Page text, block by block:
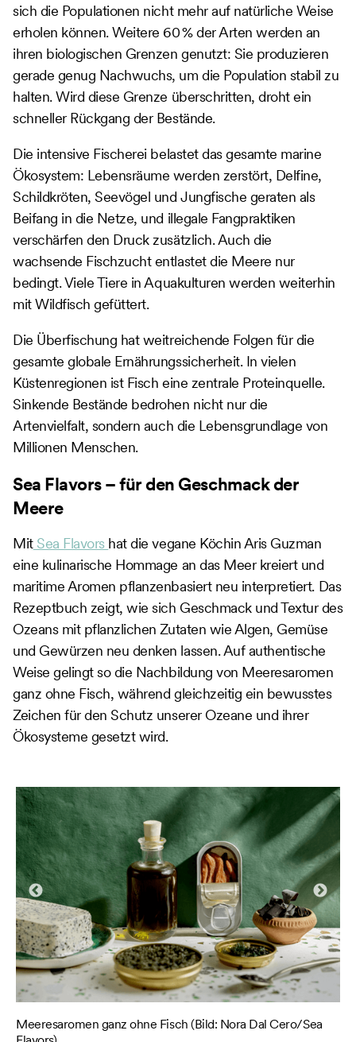
sich die Populationen nicht mehr auf natürliche Weise
erholen können. Weitere 60 % der Arten werden an
ihren biologischen Grenzen genutzt: Sie produzieren
gerade genug Nachwuchs, um die Population stabil zu
halten. Wird diese Grenze überschritten, droht ein
schneller Rückgang der Bestände.
Die intensive Fischerei belastet das gesamte marine
Ökosystem: Lebensräume werden zerstört, Delfine,
Schildkröten, Seevögel und Jungfische geraten als
Beifang in die Netze, und illegale Fangpraktiken
verschärfen den Druck zusätzlich. Auch die
wachsende Fischzucht entlastet die Meere nur
bedingt. Viele Tiere in Aquakulturen werden weiterhin
mit Wildfisch gefüttert.
Die Überfischung hat weitreichende Folgen für die
gesamte globale Ernährungssicherheit. In vielen
Küstenregionen ist Fisch eine zentrale Proteinquelle.
Sinkende Bestände bedrohen nicht nur die
Artenvielfalt, sondern auch die Lebensgrundlage von
Millionen Menschen.
Sea Flavors – für den Geschmack der
Meere
MitSea Flavors hat die vegane Köchin Aris Guzman
eine kulinarische Hommage an das Meer kreiert und
maritime Aromen pflanzenbasiert neu interpretiert. Das
Rezeptbuch zeigt, wie sich Geschmack und Textur des
Ozeans mit pflanzlichen Zutaten wie Algen, Gemüse
und Gewürzen neu denken lassen. Auf authentische
Weise gelingt so die Nachbildung von Meeresaromen
ganz ohne Fisch, während gleichzeitig ein bewusstes
Zeichen für den Schutz unserer Ozeane und ihrer
Ökosysteme gesetzt wird.
Meeresaromen ganz ohne Fisch (Bild: Nora Dal Cero/Sea